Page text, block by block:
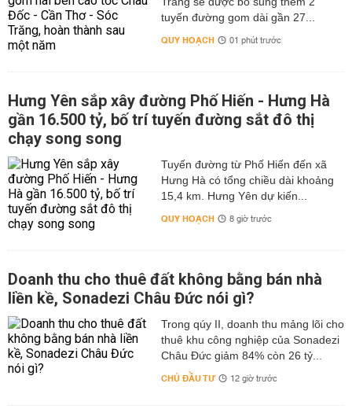
tuyến đường gom dài gần 27...
QUY HOẠCH 01 phút trước
Hưng Yên sắp xây đường Phố Hiến - Hưng Hà
gần 16.500 tỷ, bố trí tuyến đường sắt đô thị
chạy song song
Tuyến đường từ Phố Hiến đến xã
Hưng Hà có tổng chiều dài khoảng
15,4 km. Hưng Yên dự kiến...
QUY HOẠCH 8 giờ trước
Doanh thu cho thuê đất không bằng bán nhà
liền kề, Sonadezi Châu Đức nói gì?
Trong qúy II, doanh thu mảng lõi cho
thuê khu công nghiệp của Sonadezi
Châu Đức giảm 84% còn 26 tỷ...
CHỦ ĐẦU TƯ 12 giờ trước